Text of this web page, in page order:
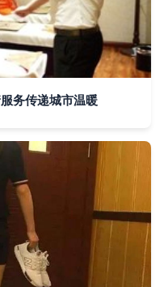
务传递城市温暖